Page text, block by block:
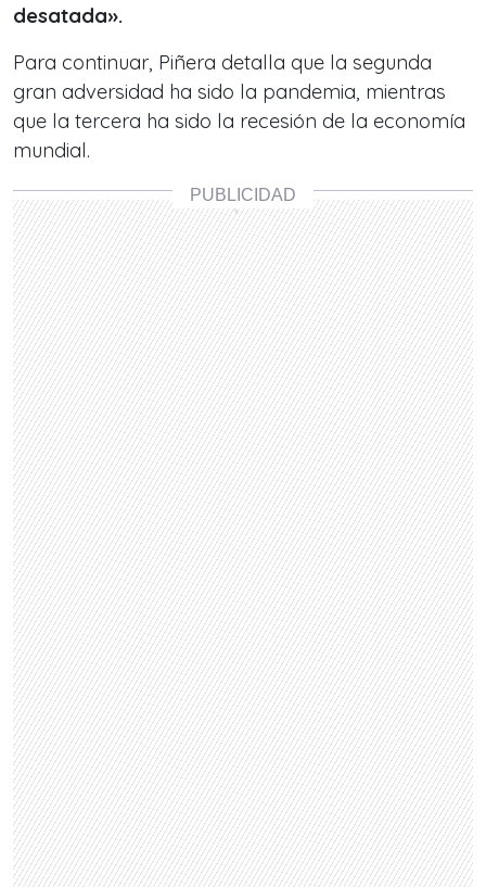
desatada».
Para continuar, Piñera detalla que la segunda
gran adversidad ha sido la pandemia, mientras
que la tercera ha sido la recesión de la economía
mundial.